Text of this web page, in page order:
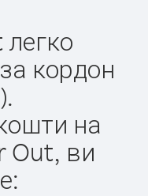
легко
кордон
на
Out, ви